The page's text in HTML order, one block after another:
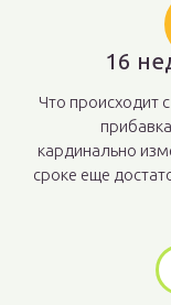
16
Что происходит
кардинально
сроке еще